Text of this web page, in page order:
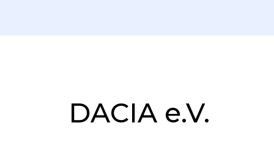
DACIA e.V.